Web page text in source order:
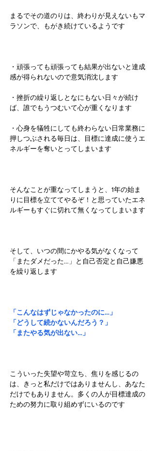
まるでその道のりは、終わりが見えないもマ
ラソンで、もがき続けているようです
・頑張っても頑張っても結果が出ないと達成
感が得られないので意気消沈します
・挫折の繰り返しとなにもない日々が続け
ば、誰でもうつむいて心が重くなります
・心身を犠牲にしても終わらない日常業務に
押しつぶされる毎日は、目標に達成に使うエ
ネルギーを奪いとってしまいます
そんなことが重なってしまうと、1年の始ま
りに目標を立ててやるぞ！と思っていたエネ
ルギーもすぐに切れて無くなってしまいます
そして、いつの間にかやる気がなくなって
「またダメだった…」と自己否定と自己嫌悪
を繰り返します
「こんなはずじゃなかったのに…」
「どうして続かないんだろう？」
「またやる気が出ない…」
こういった失望や苛立ち、焦りを感じるの
は、きっと私だけではありませんし、あなた
だけでもありません。多くの人が目標達成の
ための努力に取り組めずにいるのです